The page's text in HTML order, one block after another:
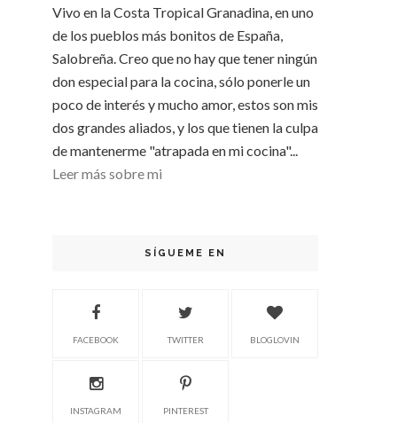
Vivo en la Costa Tropical Granadina, en uno
de los pueblos más bonitos de España,
Salobreña. Creo que no hay que tener ningún
don especial para la cocina, sólo ponerle un
poco de interés y mucho amor, estos son mis
dos grandes aliados, y los que tienen la culpa
de mantenerme "atrapada en mi cocina"...
Leer más sobre mi
SÍGUEME EN
FACEBOOK TWITTER BLOGLOVIN
INSTAGRAM PINTEREST